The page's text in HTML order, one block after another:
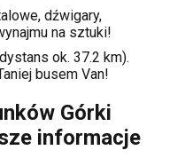
dźwigary,
na sztuki!
ok. 37.2 km).
busem Van!
Górki
informacje